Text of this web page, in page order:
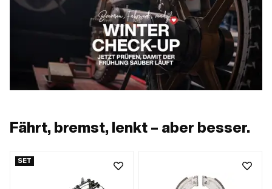
Fährt, bremst, lenkt – aber besser.
SET